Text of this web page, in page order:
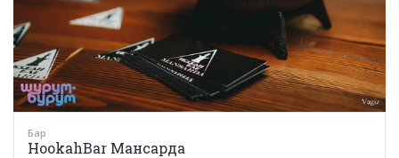
Бар
HookahBar Мансарда